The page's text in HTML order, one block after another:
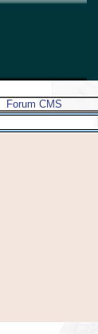
Forum CMS